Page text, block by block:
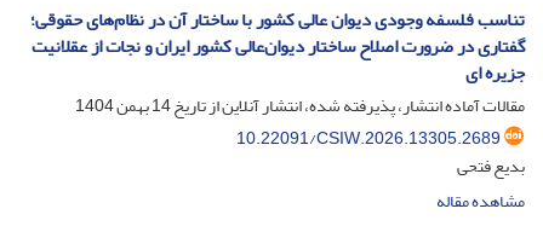
تناسب فلسفه وجودی دیوان عالی کشور با ساختار آن در نظام‌های حقوقی؛
گفتاری در ضرورت اصلاح ساختار دیوان‌‌عالی کشور ایران و نجات از عقلانیت
جزیره ای
مقالات آماده انتشار، پذیرفته شده، انتشار آنلاین از تاریخ14 بهمن 1404
10.22091/CSIW.2026.13305.2689
بدیع فتحی
مشاهده مقاله